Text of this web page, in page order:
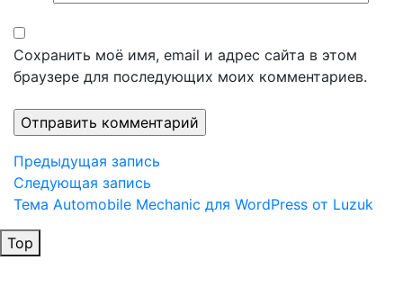
Сохранить моё имя, email и адрес сайта в этом
браузере для последующих моих комментариев.
Навигация
по
записям
Предыдущая
запись
Предыдущая запись
Следующая
запись
Следующая запись
Тема Automobile Mechanic для WordPress от Luzuk
Top